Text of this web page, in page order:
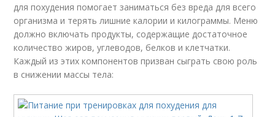
для похудения помогает заниматься без вреда для всего
организма и терять лишние калории и килограммы. Меню
должно включать продукты, содержащие достаточное
количество жиров, углеводов, белков и клетчатки.
Каждый из этих компонентов призван сыграть свою роль
в снижении массы тела: